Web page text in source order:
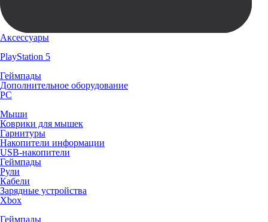
Аксессуары
PlayStation 5
Геймпады
Дополнительное оборудование
PC
Мыши
Коврики для мышек
Гарнитуры
Накопители информации
USB-накопители
Геймпады
Рули
Кабели
Зарядные устройства
Xbox
Геймпады